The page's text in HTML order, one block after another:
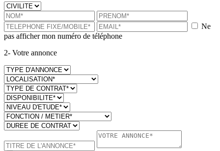
Ne
pas afficher mon numéro de téléphone
2- Votre annonce